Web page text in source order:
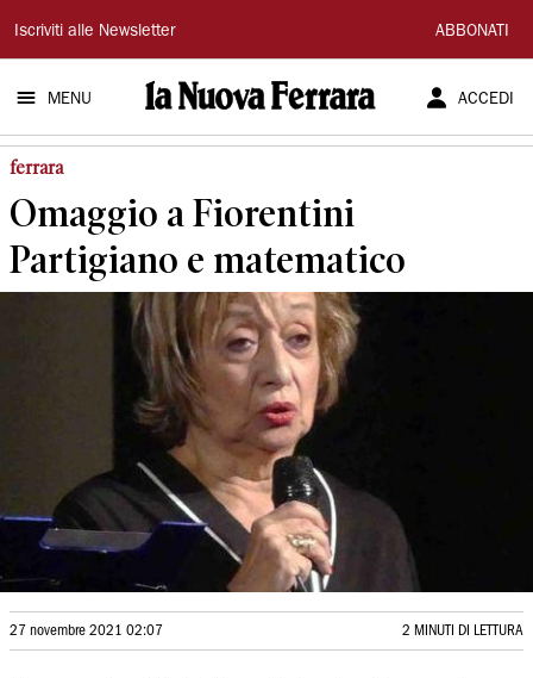
La
Nuova
Ferrara
Iscriviti alle Newsletter ABBONATI
MENU ACCEDI
ferrara
Omaggio a Fiorentini
Partigiano e matematico
27 novembre 2021 02:07 2 MINUTI DI LETTURA